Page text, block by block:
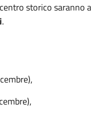
storico saranno
.